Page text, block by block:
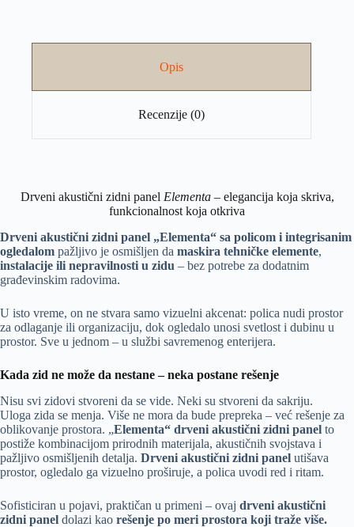
Opis
Recenzije (0)
Drveni akustični zidni panel Elementa– elegancija koja skriva,
funkcionalnost koja otkriva
Drveni akustični zidni panel „Elementa“ sa policom i integrisanim
ogledalom pažljivo je osmišljen da maskira tehničke elemente,
instalacije ili nepravilnosti u zidu – bez potrebe za dodatnim
građevinskim radovima.
U isto vreme, on ne stvara samo vizuelni akcenat: polica nudi prostor
za odlaganje ili organizaciju, dok ogledalo unosi svetlost i dubinu u
prostor. Sve u jednom – u službi savremenog enterijera.
Kada zid ne može da nestane – neka postane rešenje
Nisu svi zidovi stvoreni da se vide. Neki su stvoreni da sakriju.
Uloga zida se menja. Više ne mora da bude prepreka – već rešenje za
oblikovanje prostora. „Elementa“ drveni akustični zidni panel to
postiže kombinacijom prirodnih materijala, akustičnih svojstava i
pažljivo osmišljenih detalja. Drveni akustični zidni panel utišava
prostor, ogledalo ga vizuelno proširuje, a polica uvodi red i ritam.
Sofisticiran u pojavi, praktičan u primeni – ovaj drveni akustični
zidni panel dolazi kao rešenje po meri prostora koji traže više.